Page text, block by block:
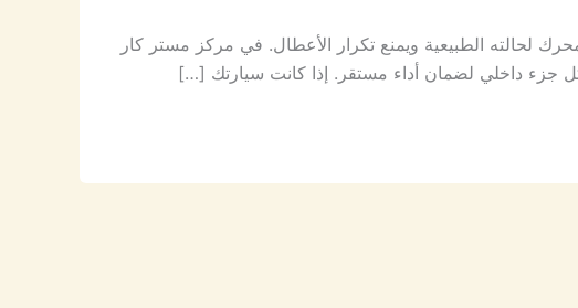
الطبيعية ويمنع تكرار الأعطال. في مركز مستر كار
جزء داخلي لضمان أداء مستقر. إذا كانت سيارتك […]